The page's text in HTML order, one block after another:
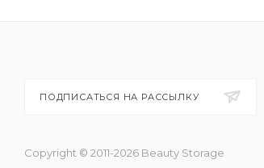
ПОДПИСАТЬСЯ НА РАССЫЛКУ
Copyright © 2011-2026 Beauty Storage